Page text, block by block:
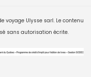
voyage Ulysse sarl. Le contenu
sans autorisation écrite.